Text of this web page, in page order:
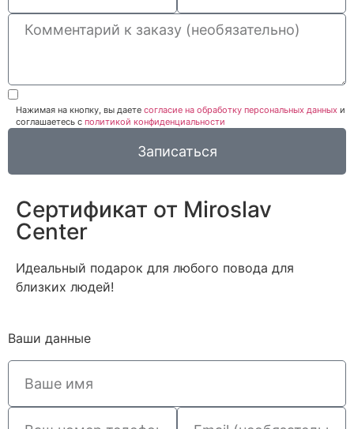
Нажимая на кнопку, вы даете согласие на обработку персональных данных и
соглашаетесь c политикой конфиденциальности
Записаться
Сертификат от Miroslav
Сenter
Идеальный подарок для любого повода для
близких людей!
Ваши данные